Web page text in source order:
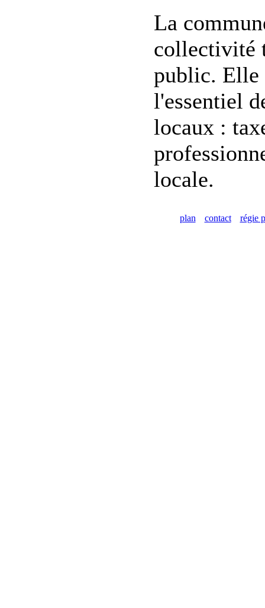
La
collectivité
public. Elle
l'essentiel
locaux :
locale.
plan contact régie